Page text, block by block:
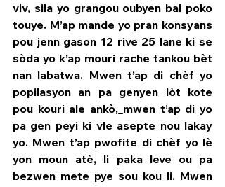
viv, sila yo grangou oubyen bal poko
touye. M’ap mande yo pran konsyans
pou jenn gason 12 rive 25 lane ki se
sòda yo k’ap mouri rache tankou bèt
nan labatwa. Mwen t’ap di chèf yo
popilasyon an pa genyen lòt kote
pou kouri ale ankò, mwen t’ap di yo
pa gen peyi ki vle asepte nou lakay
yo. Mwen t’ap pwofite di chèf yo lè
yon moun atè, li paka leve ou pa
bezwen mete pye sou kou li. Mwen